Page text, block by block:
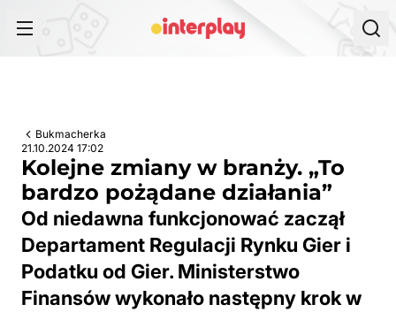
Bukmacherka
21.10.2024 17:02
Kolejne zmiany w branży. „To
bardzo pożądane działania”
Od niedawna funkcjonować zaczął
Departament Regulacji Rynku Gier i
Podatku od Gier. Ministerstwo
Finansów wykonało następny krok w